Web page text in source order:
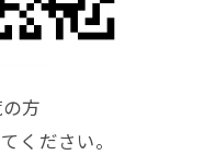
方
ください。